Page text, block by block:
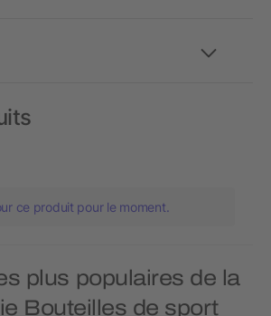
ce produit pour le moment.
plus populaires de la
Bouteilles de sport